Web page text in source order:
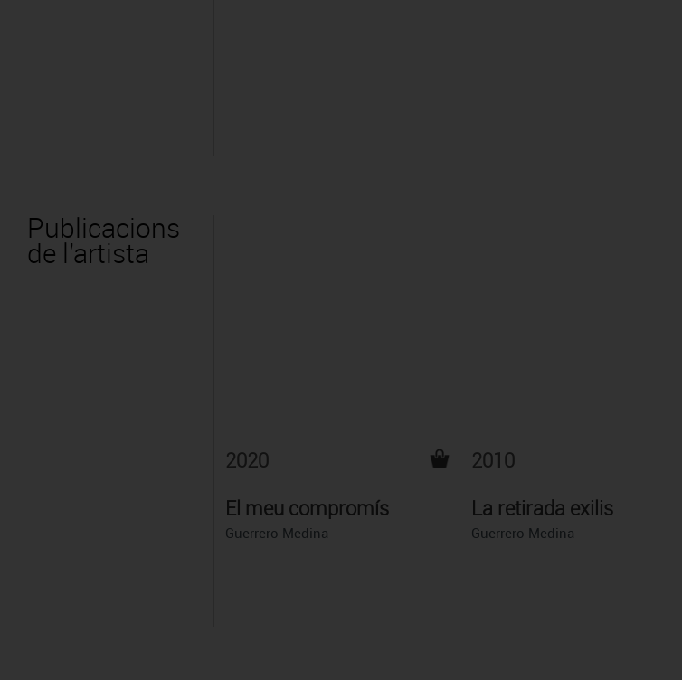
Publicacions
de l'artista
2020
El meu compromís
Guerrero Medina
2010
La retirada exilis
Guerrero Medina